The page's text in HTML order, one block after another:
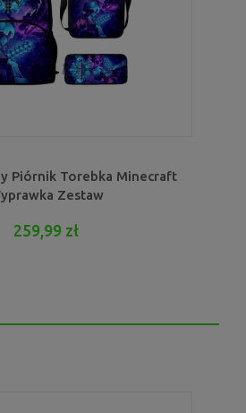
Piórnik Torebka Minecraft
Zestaw
259,99 zł